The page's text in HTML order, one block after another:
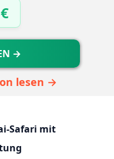
→
lesen →
Safari mit